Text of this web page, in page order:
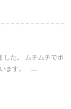
した。 ムチムチでポ
います。 ...